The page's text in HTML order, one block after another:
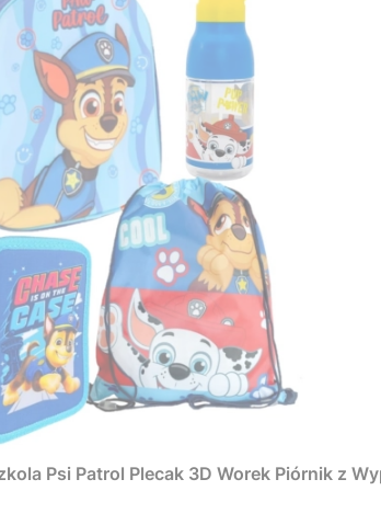
Psi Patrol Plecak 3D Worek Piórnik z